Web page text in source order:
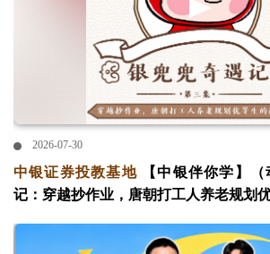
2026-07-30
中银证券投教基地
【中银伴你学】
记：穿越抄作业，唐朝打工人养老规划